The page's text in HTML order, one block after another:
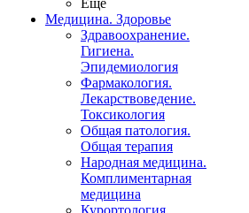
Ещё
Медицина. Здоровье
Здравоохранение.
Гигиена.
Эпидемиология
Фармакология.
Лекарствоведение.
Токсикология
Общая патология.
Общая терапия
Народная медицина.
Комплиментарная
медицина
Курортология.